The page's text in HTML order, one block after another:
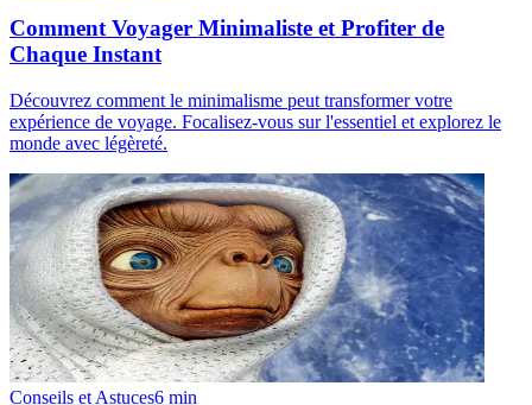
Comment Voyager Minimaliste et Profiter de
Chaque Instant
Découvrez comment le minimalisme peut transformer votre
expérience de voyage. Focalisez-vous sur l'essentiel et explorez le
monde avec légèreté.
Conseils et Astuces6 min